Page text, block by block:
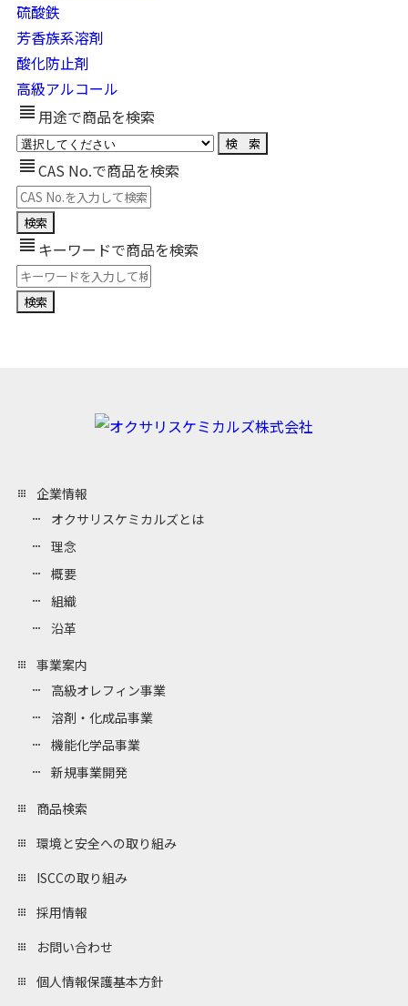
硫酸鉄
芳香族系溶剤
酸化防止剤
高級アルコール
view_headline 用途で商品を検索
view_headlineCAS No.で商品を検索
view_headline キーワードで商品を検索
企業情報
オクサリスケミカルズとは
理念
概要
組織
沿革
事業案内
高級オレフィン事業
溶剤・化成品事業
機能化学品事業
新規事業開発
商品検索
環境と安全への取り組み
ISCCの取り組み
採用情報
お問い合わせ
個人情報保護基本方針